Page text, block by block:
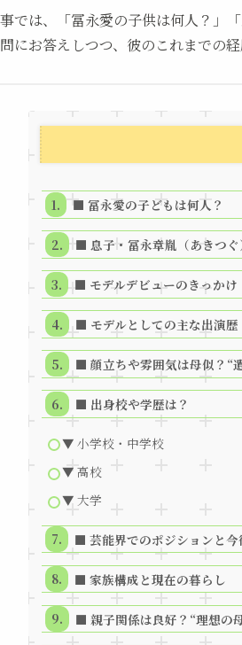
では、「冨永愛の子供は何人？」
にお答えしつつ、彼のこれまでの
■ 冨永愛の子どもは何人？
■ 息子・冨永章胤（あきつ
■ モデルデビューのきっかけ
■ モデルとしての主な出演歴
■ 顔立ちや雰囲気は母似？“
■ 出身校や学歴は？
▼ 小学校・中学校
▼ 高校
▼ 大学
■ 芸能界でのポジションと今
■ 家族構成と現在の暮らし
■ 親子関係は良好？“理想の